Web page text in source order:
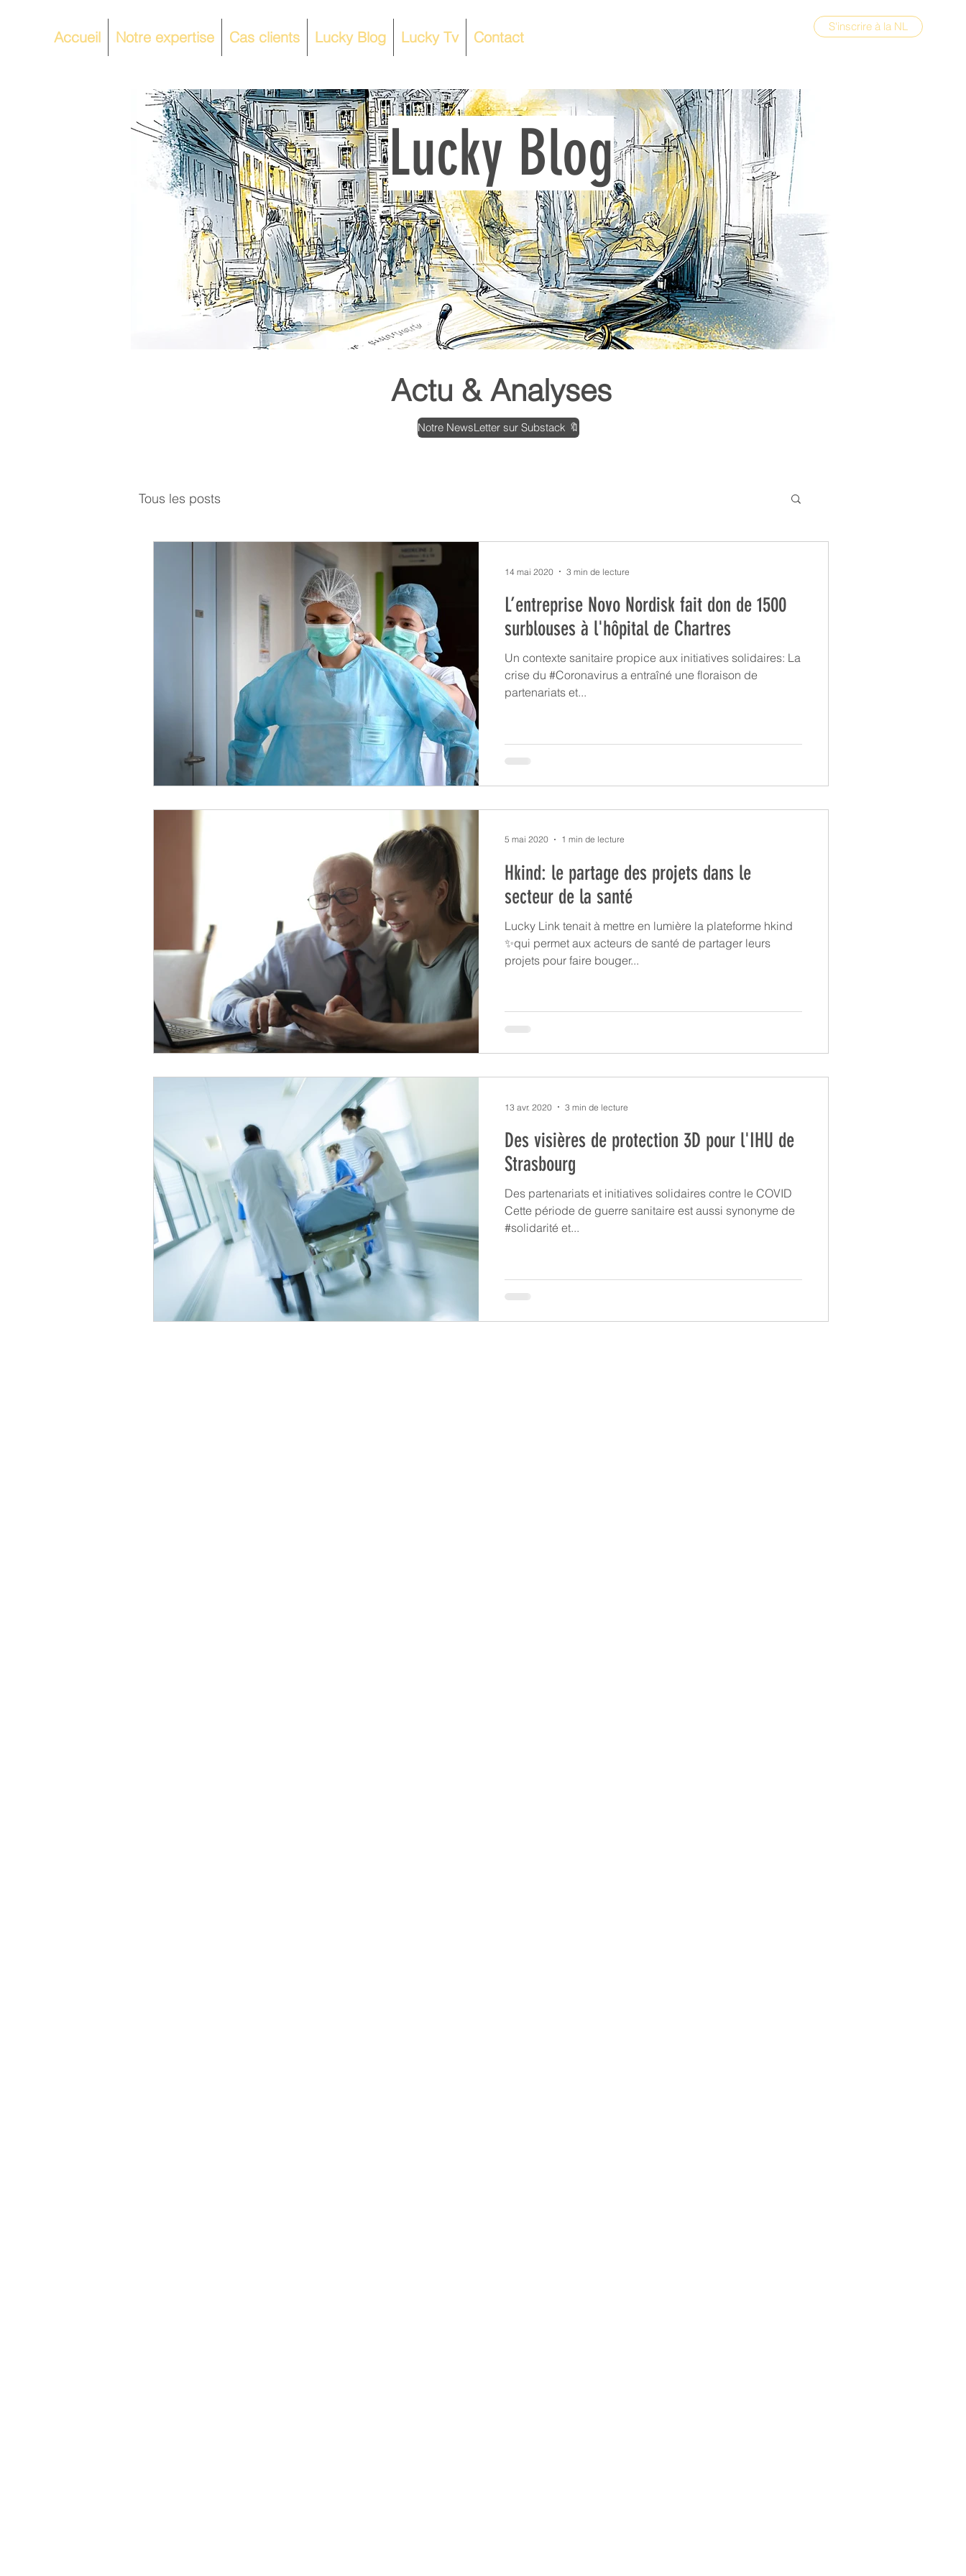
Accueil Notre expertise Cas clients Lucky Blog Lucky Tv Contact
S'inscrire à la NL
Lucky Blog
Actu & Analyses
Notre NewsLetter sur Substack 🔖
Tous les posts
L’entreprise Novo Nordisk fait don de 1500
surblouses à l'hôpital de Chartres
Un contexte sanitaire propice aux initiatives solidaires: La
crise du #Coronavirus a entraîné une floraison de
partenariats et...
14 mai 2020 3 min de lecture
Hkind: le partage des projets dans le
secteur de la santé
Lucky Link tenait à mettre en lumière la plateforme hkind
✨qui permet aux acteurs de santé de partager leurs
projets pour faire bouger...
5 mai 2020 1 min de lecture
Des visières de protection 3D pour l'IHU de
Strasbourg
Des partenariats et initiatives solidaires contre le COVID
Cette période de guerre sanitaire est aussi synonyme de
#solidarité et...
13 avr. 2020 3 min de lecture